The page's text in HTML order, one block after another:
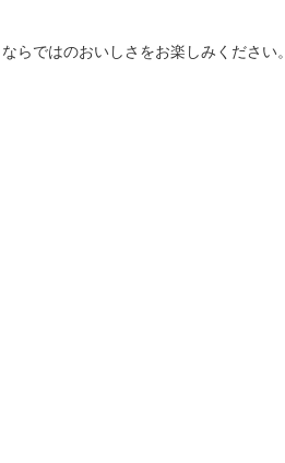
らではのおいしさをお楽しみください。